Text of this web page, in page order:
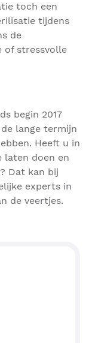
toch een
tijdens
de
of stressvolle
begin 2017
lange termijn
Heeft u in
laten doen en
Dat kan bij
experts in
de veertjes.